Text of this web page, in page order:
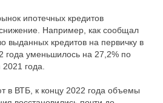
ипотечных кредитов
Например, как сообщал
выданных кредитов на первичку в
года уменьшилось на 27,2% по
года.
в ВТБ, к концу 2022 года объемы